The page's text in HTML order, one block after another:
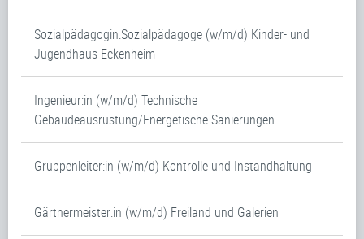
Sozialpädagogin:Sozialpädagoge (w/m/d) Kinder- und
Jugendhaus Eckenheim
Ingenieur:in (w/m/d) Technische
Gebäudeausrüstung/Energetische Sanierungen
Gruppenleiter:in (w/m/d) Kontrolle und Instandhaltung
Gärtnermeister:in (w/m/d) Freiland und Galerien